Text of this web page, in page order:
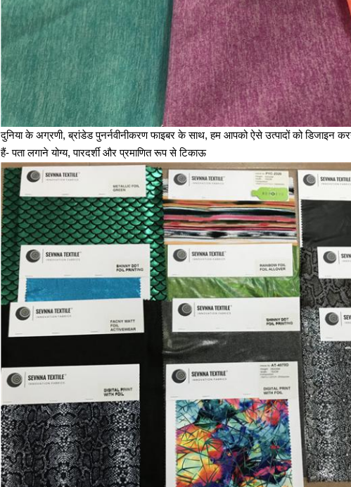
दुनिया के अग्रणी, ब्रांडेड पुनर्नवीनीकरण फाइबर के साथ, हम आपको ऐसे उत्पादों को डिजाइन
हैं- पता लगाने योग्य, पारदर्शी और प्रमाणित रूप से टिकाऊ